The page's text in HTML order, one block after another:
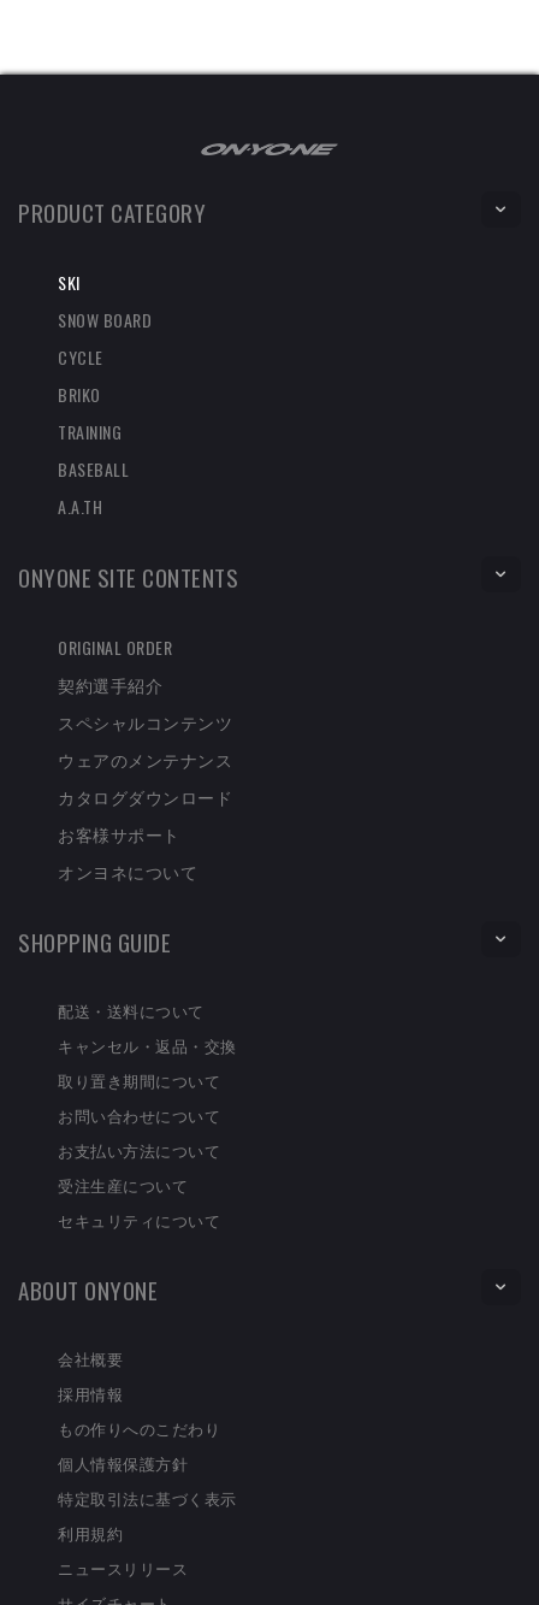
PRODUCT CATEGORY
SKI
SNOW BOARD
CYCLE
BRIKO
TRAINING
BASEBALL
A.A.TH
ONYONE SITE CONTENTS
ORIGINAL ORDER
契約選手紹介
スペシャルコンテンツ
ウェアのメンテナンス
カタログダウンロード
お客様サポート
オンヨネについて
SHOPPING GUIDE
配送・送料について
キャンセル・返品・交換
取り置き期間について
お問い合わせについて
お支払い方法について
受注生産について
セキュリティについて
ABOUT ONYONE
会社概要
採用情報
もの作りへのこだわり
個人情報保護方針
特定取引法に基づく表示
利用規約
ニュースリリース